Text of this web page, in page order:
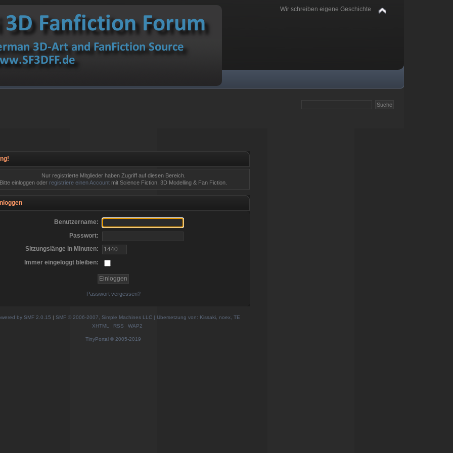
Wir schreiben eigene Geschichte
Nur registrierte Mitglieder haben Zugriff auf diesen Bereich.
Bitte einloggen oder registriere einen Account mit Science Fiction, 3D Modelling & Fan Fiction.
Benutzername:
Passwort:
Sitzungslänge in Minuten:
Immer eingeloggt bleiben:
Passwort vergessen?
by SMF 2.0.15 | SMF © 2006-2007, Simple Machines LLC | Übersetzung von: Kissaki, noex, TE
XHTML
RSS WAP2
TinyPortal © 2005-2019